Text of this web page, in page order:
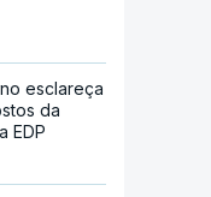
esclareça
da
EDP